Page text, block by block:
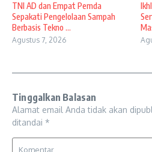
TNI AD dan Empat Pemda
Sepakati Pengelolaan Sampah
Berbasis Tekno ...
Agustus 7, 2026
Tinggalkan Balasan
Alamat email Anda tidak akan
ditandai *